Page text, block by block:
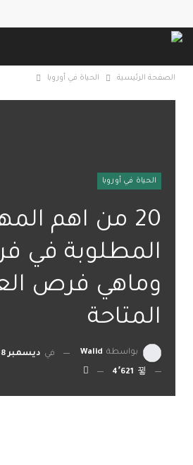
الصفحة الرئيسية الحياة في أوروبا
الحياة في أوروبا
20 من اهم
المطلوبة في
وماهي فرص
المتاحة
بواسطة Walid في ديسمبر 18, 2024